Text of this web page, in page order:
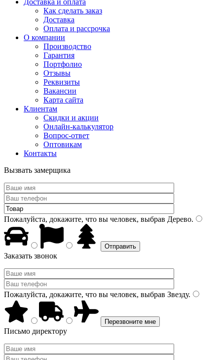
Доставка и оплата
Как сделать заказ
Доставка
Оплата и рассрочка
О компании
Производство
Гарантия
Портфолио
Отзывы
Реквизиты
Вакансии
Карта сайта
Клиентам
Скидки и акции
Онлайн-калькулятор
Вопрос-ответ
Оптовикам
Контакты
Вызвать замерщика
Пожалуйста, докажите, что вы человек, выбрав Дерево.
Заказать звонок
Пожалуйста, докажите, что вы человек, выбрав Звезду.
Письмо директору